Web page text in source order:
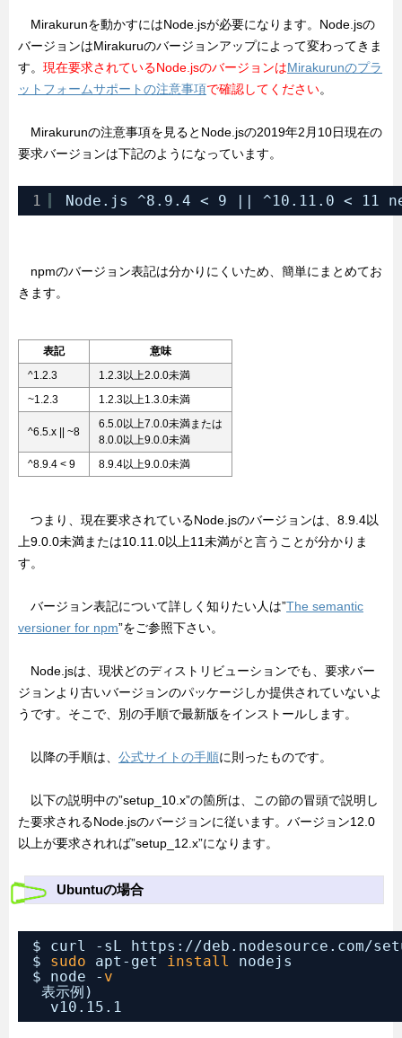
Mirakurunを動かすにはNode.jsが必要になります。Node.jsの
バージョンはMirakuruのバージョンアップによって変わってきま
す。 現在要求されているNode.jsのバージョンはMirakurunのプラ
ットフォームサポートの注意事項で確認してください。
Mirakurunの注意事項を見るとNode.jsの2019年2月10日現在の
要求バージョンは下記のようになっています。
1 Node.js ^8.9.4 < 9 || ^10.11.0 < 11
npmのバージョン表記は分かりにくいため、簡単にまとめてお
きます。
表記
意味
^1.2.3
1.2.3以上2.0.0未満
~1.2.3
1.2.3以上1.3.0未満
^6.5.x || ~8
6.5.0以上7.0.0未満または
8.0.0以上9.0.0未満
^8.9.4 < 9
8.9.4以上9.0.0未満
つまり、現在要求されているNode.jsのバージョンは、8.9.4以
上9.0.0未満または10.11.0以上11未満がと言うことが分かりま
す。
バージョン表記について詳しく知りたい人は”The semantic
versioner for npm”をご参照下さい。
Node.jsは、現状どのディストリビューションでも、要求バー
ジョンより古いバージョンのパッケージしか提供されていないよ
うです。そこで、別の手順で最新版をインストールします。
以降の手順は、 公式サイトの手順に則ったものです。
以下の説明中の”setup_10.x”の箇所は、この節の冒頭で説明し
た要求されるNode.jsのバージョンに従います。バージョン12.0
以上が要求されれば”setup_12.x”になります。
Ubuntuの場合
$ curl -sL https: //deb .nodesource.com/
$ sudo apt-get install
nodejs
$ node - v
表示例)
v10.15.1